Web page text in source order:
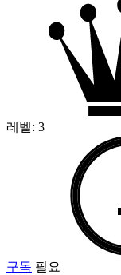
레벨: 3
구독 필요